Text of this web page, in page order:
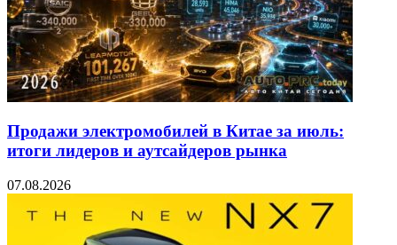
Продажи электромобилей в Китае за июль:
итоги лидеров и аутсайдеров рынка
07.08.2026